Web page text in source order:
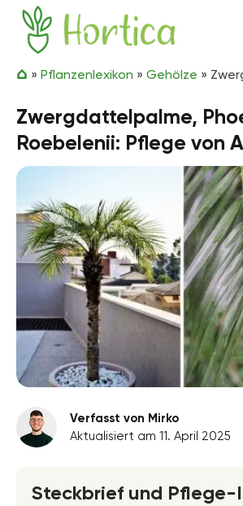
Zum Inhalt springen
Hortica
» Pflanzenlexikon » Gehölze »
Zwergdattelpalme,
Roebelenii: Pflege von
Verfasst von Mirko
Aktualisiert am 11. April 2025
Steckbrief und Pflege-